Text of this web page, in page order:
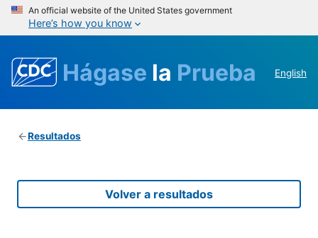
An official website of the United States government
Here’s how you know
Hágase la Prueba English
Resultados
Volver a resultados